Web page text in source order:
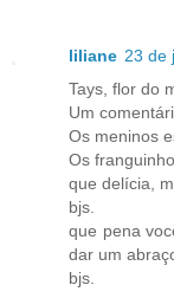
liliane 23 de
Tays, flor do
Um
Os meninos
Os
que delícia,
bjs.
que pena
dar um
bjs.